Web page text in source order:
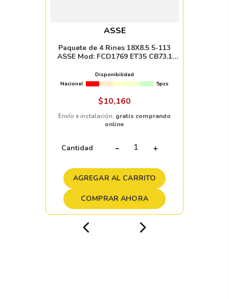
ASSE
Paquete de 4 Rines 18X8.5 5-113
ASSE Mod: FCD1769 ET35 CB73.1
Disponibilidad
Nacional
5pzs
$10,160
Envío e instalación, gratis comprando
online
Cantidad ＋
－
AGREGAR AL CARRITO
COMPRAR AHORA